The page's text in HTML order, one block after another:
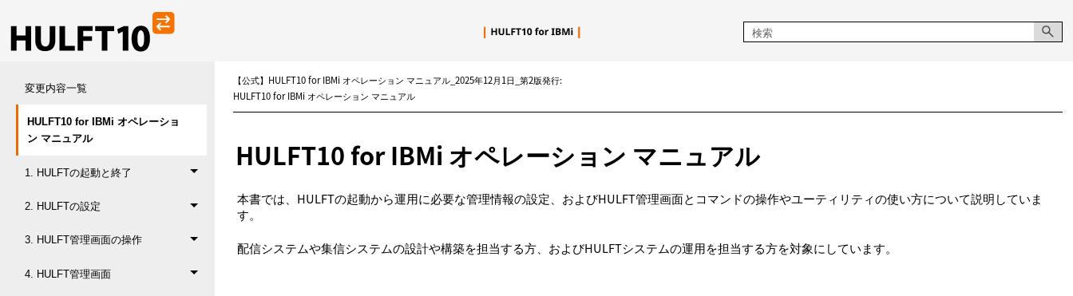
変更内容一覧
HULFT10 for IBMi オペレーショ
ン マニュアル
1. HULFTの起動と終了
2. HULFTの設定
3. HULFT管理画面の操作
4. HULFT管理画面
【公式】HULFT10 for IBMi オペレーション マニュアル_2025年12月1日_第2版発行:
HULFT10 for IBMi オペレーション マニュアル
HULFT10 for IBMi オペレーション マニュアル
本書では、HULFTの起動から運用に必要な管理情報の設定、およびHULFT管理画面とコマンドの操作やユーティリティの使い方について説明していま
す。
配信システムや集信システムの設計や構築を担当する方、およびHULFTシステムの運用を担当する方を対象にしています。